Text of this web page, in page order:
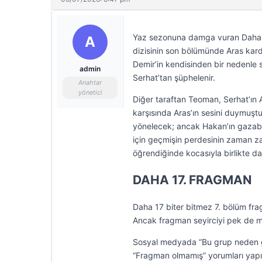
A
admin
Anahtar
yönetici
Yaz sezonuna damga vuran
dizisinin son bölümünde Aras
Demir’in kendisinden bir nedenle
Serhat’tan şüphelenir.
Diğer taraftan Teoman, Serhat’ın
karşısında Aras’ın sesini
yönelecek; ancak Hakan’ın
için geçmişin perdesinin zaman
öğrendiğinde kocasıyla birlikte
DAHA 17. FRAGMAN
Daha 17 biter bitmez 7. bölüm
Ancak fragman seyirciyi pek de
Sosyal medyada “Bu grup neden
“Fragman olmamış” yorumları